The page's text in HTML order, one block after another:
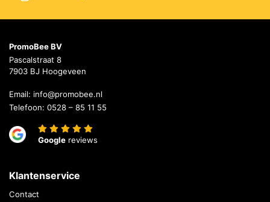
PromoBee BV
Pascalstraat 8
7903 BJ Hoogeveen
Email: info@promobee.nl
Telefoon: 0528 – 85 11 55
Google reviews
Klantenservice
Contact